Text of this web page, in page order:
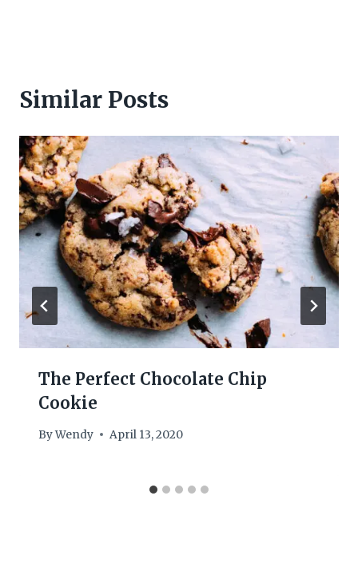
Similar Posts
The Perfect Chocolate Chip
Cookie
ByWendy April 13, 2020